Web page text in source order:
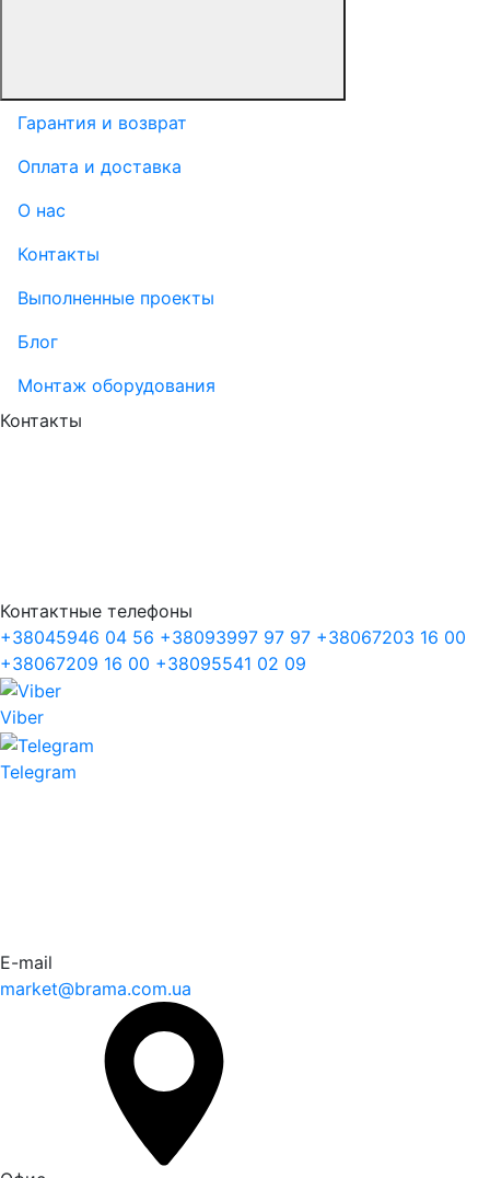
Гарантия и возврат
Оплата и доставка
О нас
Контакты
Выполненные проекты
Блог
Монтаж оборудования
Контакты
Контактные телефоны
+38045946 04 56 +38093997 97 97 +38067203 16 00
+38067209 16 00 +38095541 02 09
Viber
Telegram
E-mail
market@brama.com.ua